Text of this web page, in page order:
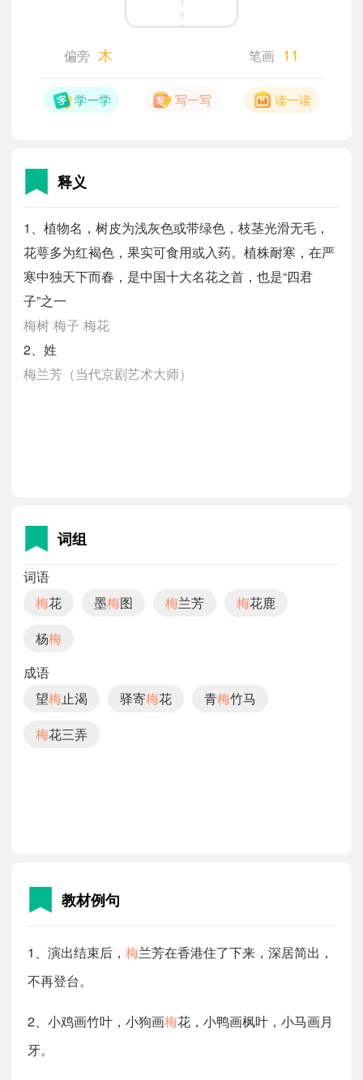
偏旁 木 笔画 11
学一学 写一写 读一读
释义
1、植物名，树皮为浅灰色或带绿色，枝茎光滑无毛，
花萼多为红褐色，果实可食用或入药。植株耐寒，在严
寒中独天下而春，是中国十大名花之首，也是“四君
子”之一
梅树 梅子 梅花
2、姓
梅兰芳（当代京剧艺术大师）
词组
词语
梅花 墨梅图 梅兰芳 梅花鹿
杨梅
成语
望梅止渴 驿寄梅花 青梅竹马
梅花三弄
教材例句
1、演出结束后， 梅兰芳在香港住了下来，深居简出，
不再登台。
2、小鸡画竹叶，小狗画梅花，小鸭画枫叶，小马画月
牙。